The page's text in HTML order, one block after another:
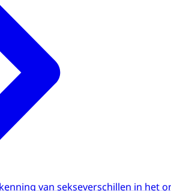
van sekseverschillen in het